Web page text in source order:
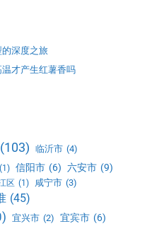
深度之旅
才产生红薯香吗
(103) 临沂市 (4)
(1) 信阳市 (6) 六安市 (9)
区 (1) 咸宁市 (3)
(45)
宜兴市 (2) 宜宾市 (6)